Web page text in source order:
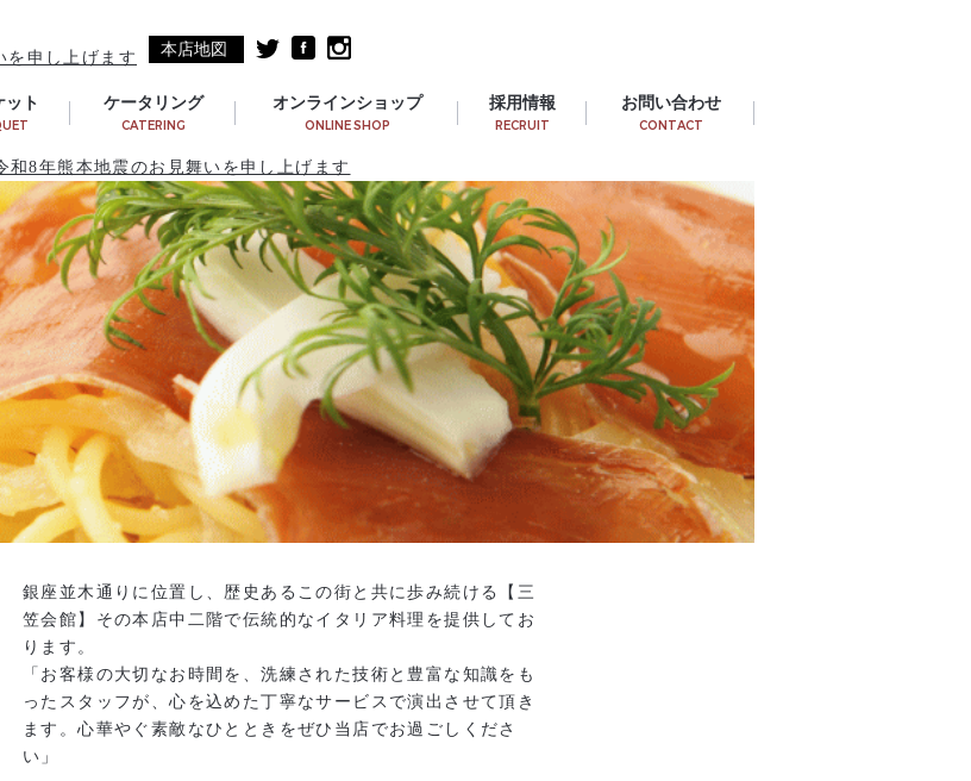
を申し上げます 本店地図
ット ケータリング
CATERING
オンラインショップ
ONLINE SHOP
採用情報
RECRUIT
お問い合わせ
CONTACT
和8年熊本地震のお見舞いを申し上げます
銀座並木通りに位置し、歴史あるこの街と共に歩み続ける【三
笠会館】その本店中二階で伝統的なイタリア料理を提供してお
ります。
「お客様の大切なお時間を、洗練された技術と豊富な知識をも
ったスタッフが、心を込めた丁寧なサービスで演出させて頂き
ます。心華やぐ素敵なひとときをぜひ当店でお過ごしくださ
い」